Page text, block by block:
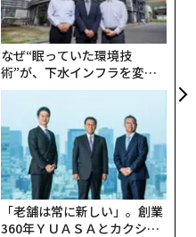
なぜ“眠っていた環境技
術”が、下水インフラを変え
たのか──産総研×月島JFE
アクアソリューションの10年
「老舗は常に新しい」。創業
360年ＹＵＡＳＡとカクシン